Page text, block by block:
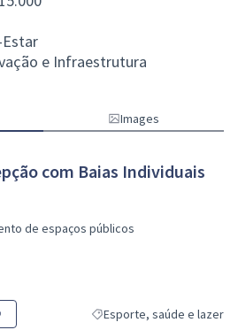
Estar
e Infraestrutura
Images
com Baias Individuais
de espaços públicos
Resultados do filtro para a
Esporte, saúde e lazer